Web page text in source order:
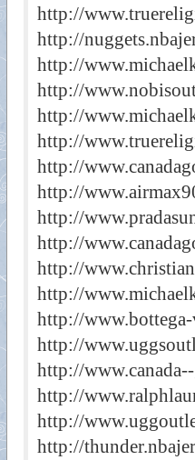
http://
http://
http://
http://
http://
http://
http://
http://
http://
http://
http://
http://
http://
http://
http://
http://
http://
http://